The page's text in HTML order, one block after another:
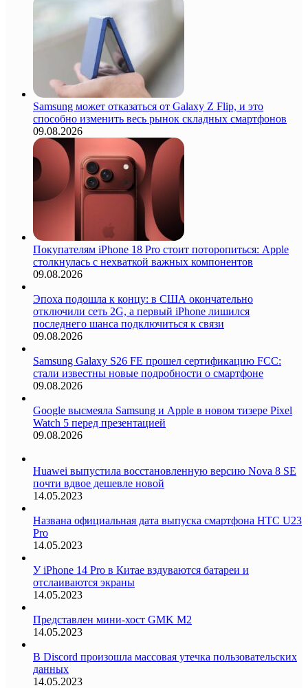
Samsung может отказаться от Galaxy Z Flip, и это
способно изменить весь рынок складных смартфонов
09.08.2026
Покупателям iPhone 18 Pro стоит поторопиться: Apple
столкнулась с нехваткой важных компонентов
09.08.2026
Эпоха подошла к концу: в США окончательно
отключили сеть 2G, а первый iPhone лишился
последнего шанса подключиться к связи
09.08.2026
Samsung Galaxy S26 FE прошел сертификацию FCC:
стали известны новые подробности о смартфоне
09.08.2026
Google высмеяла Samsung и Apple в новом тизере Pixel
Watch 5 перед презентацией
09.08.2026
Huawei выпустила восстановленную версию Nova 8 SE
почти вдвое дешевле новой
14.05.2023
Названа официальная дата выпуска смартфона HTC U23
Pro
14.05.2023
У iPhone 14 Pro в Китае вздуваются батареи и
отслаиваются экраны
14.05.2023
Представлен мини-хост GMK M2
14.05.2023
В Discord произошла массовая утечка пользовательских
данных
14.05.2023